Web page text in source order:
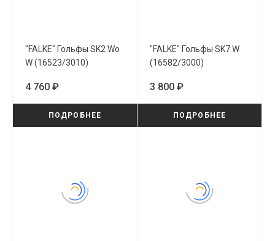
"FALKE" Гольфы SK2 Wo
W (16523/3010)
4 760 ₽
ПОДРОБНЕЕ
"FALKE" Гольфы SK7 W
(16582/3000)
3 800 ₽
ПОДРОБНЕЕ